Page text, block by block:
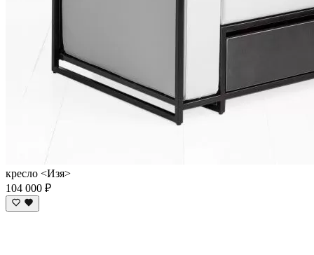
кресло <Изя>
104 000 ₽